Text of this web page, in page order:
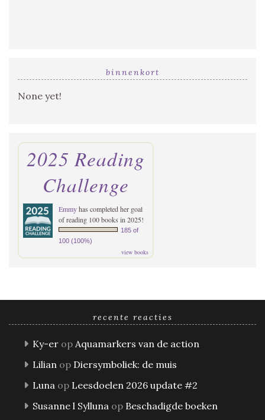
binnenkort
None yet!
2025 Reading
Challenge
Emmyhas completed her goal
of reading 100 books in 2025!
185 of
100 (100%)
view books
recente reacties
Ky-er op Aquamarkers van de action
Lilian op Diersymboliek: de muis
Luna op Leesdoelen 2026 update #2
Susanne l Sylluna op Beschadigde boeken